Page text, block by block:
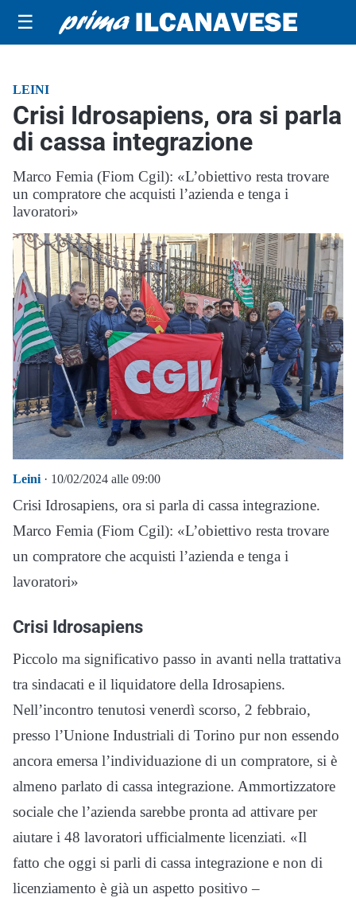
☰
LEINI
Crisi Idrosapiens, ora si parla
di cassa integrazione
Marco Femia (Fiom Cgil): «L’obiettivo resta trovare
un compratore che acquisti l’azienda e tenga i
lavoratori»
Leini· 10/02/2024 alle 09:00
Crisi Idrosapiens, ora si parla di cassa integrazione.
Marco Femia (Fiom Cgil): «L’obiettivo resta trovare
un compratore che acquisti l’azienda e tenga i
lavoratori»
Crisi Idrosapiens
Piccolo ma significativo passo in avanti nella trattativa
tra sindacati e il liquidatore della Idrosapiens.
Nell’incontro tenutosi venerdì scorso, 2 febbraio,
presso l’Unione Industriali di Torino pur non essendo
ancora emersa l’individuazione di un compratore, si è
almeno parlato di cassa integrazione. Ammortizzatore
sociale che l’azienda sarebbe pronta ad attivare per
aiutare i 48 lavoratori ufficialmente licenziati. «Il
fatto che oggi si parli di cassa integrazione e non di
licenziamento è già un aspetto positivo –